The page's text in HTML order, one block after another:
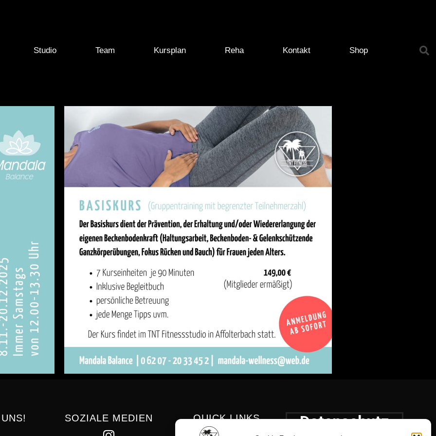
Studio Team Kursplan Reha Kontakt Shop
SOZIALE MEDIEN QUICK LINKS
Datenschutz